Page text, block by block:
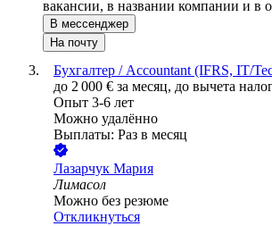
вакансии, в названии компании и в
В мессенджер
На почту
Бухгалтер / Accountant (IFRS, IT/
до 2 000 € за месяц, до вычета
Опыт 3-6 лет
Можно удалённо
Выплаты: Раз в месяц
Лазарчук Мария
Лимасол
Можно без резюме
Откликнуться